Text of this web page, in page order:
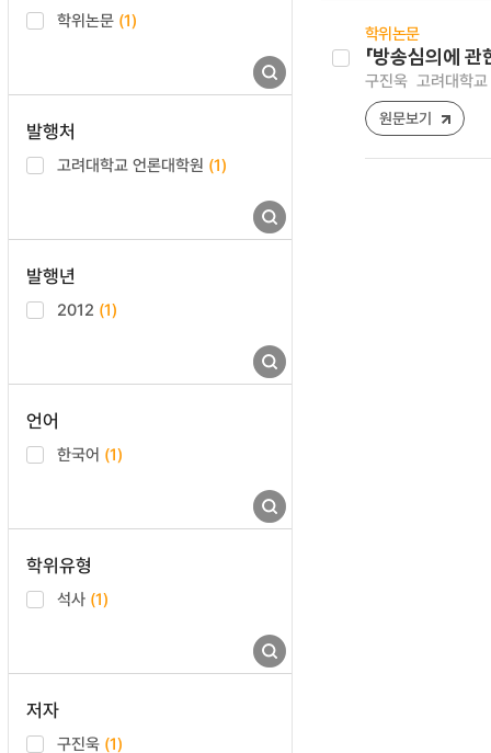
학위논문 (1)
발행처
고려대학교 언론대학원 (1)
발행년
2012 (1)
언어
한국어 (1)
학위유형
석사 (1)
저자
구진욱 (1)
학위논문
「방송심의에
구진욱 고려대학
원문보기